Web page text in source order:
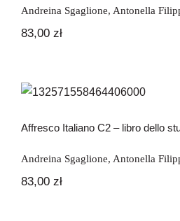
Andreina Sgaglione, Antonella
83,00 zł
Affresco Italiano C2
studente
Affresco Italiano C2 – libro dello
Andreina Sgaglione, Antonella
83,00 zł